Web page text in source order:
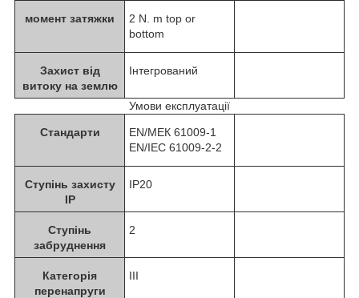
момент затяжки
2 N. m top or
bottom
Захист від
витоку на землю
Інтегрований
Умови експлуатації
Стандарти
EN/МЕК 61009-1
EN/IEC 61009-2-2
Ступінь захисту
IP
IP20
Ступінь
забруднення
2
Категорія
перенапруги
III